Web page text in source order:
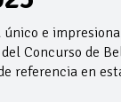
único e
Concurso de
referencia en